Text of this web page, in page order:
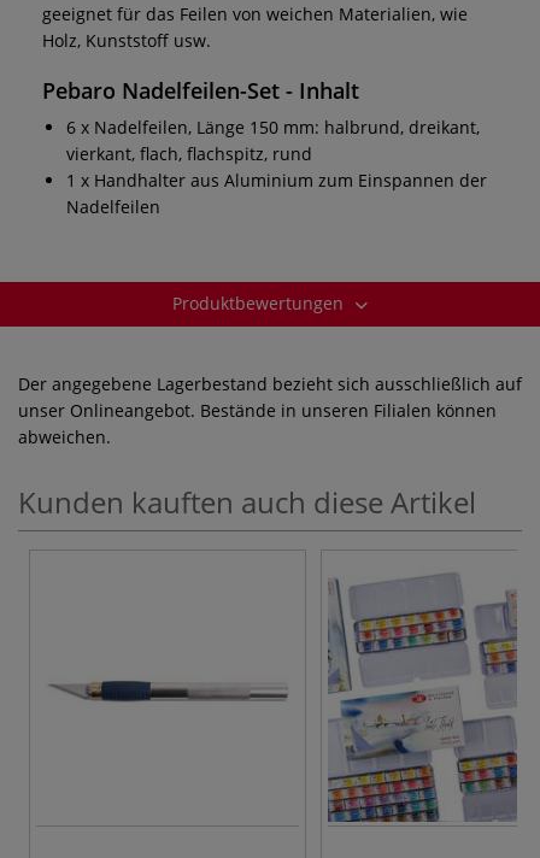
geeignet für das Feilen von weichen Materialien, wie
Holz, Kunststoff usw.
Pebaro Nadelfeilen-Set - Inhalt
6 x Nadelfeilen, Länge 150 mm: halbrund, dreikant,
vierkant, flach, flachspitz, rund
1 x Handhalter aus Aluminium zum Einspannen der
Nadelfeilen
Produktbewertungen
Der angegebene Lagerbestand bezieht sich ausschließlich auf
unser Onlineangebot. Bestände in unseren Filialen können
abweichen.
Kunden kauften auch diese Artikel